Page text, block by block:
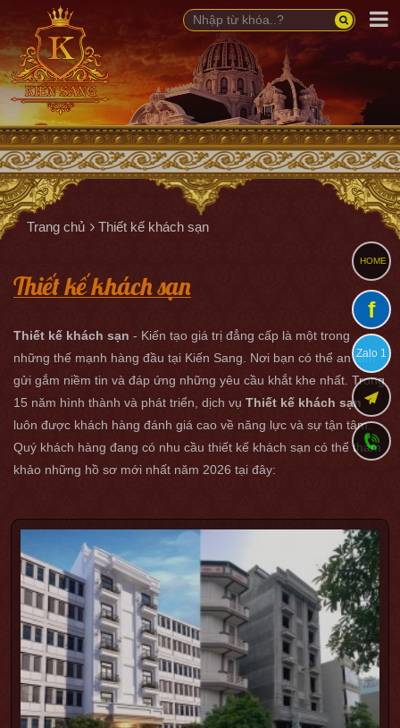
Trang chủ Thiết kế khách sạn
Thiết kế khách sạn
Thiết kế khách sạn - Kiến tạo giá trị đẳng cấp là một trong
những thế mạnh hàng đầu tại Kiến Sang. Nơi bạn có thể an tâm
gửi gắm niềm tin và đáp ứng những yêu cầu khắt khe nhất. Trong
15 năm hình thành và phát triển, dịch vụ Thiết kế khách sạn
luôn được khách hàng đánh giá cao về năng lực và sự tận tâm.
Quý khách hàng đang có nhu cầu thiết kế khách sạn có thể tham
khảo những hồ sơ mới nhất năm 2026 tại đây:
HOME
f
Zalo 1